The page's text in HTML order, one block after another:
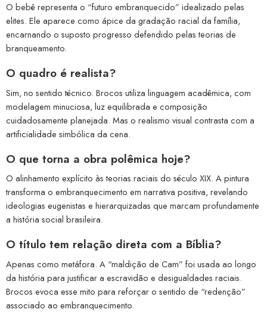
O bebê representa o “futuro embranquecido” idealizado pelas
elites. Ele aparece como ápice da gradação racial da família,
encarnando o suposto progresso defendido pelas teorias de
branqueamento.
O quadro é realista?
Sim, no sentido técnico. Brocos utiliza linguagem acadêmica, com
modelagem minuciosa, luz equilibrada e composição
cuidadosamente planejada. Mas o realismo visual contrasta com a
artificialidade simbólica da cena.
O que torna a obra polêmica hoje?
O alinhamento explícito às teorias raciais do século XIX. A pintura
transforma o embranquecimento em narrativa positiva, revelando
ideologias eugenistas e hierarquizadas que marcam profundamente
a história social brasileira.
O título tem relação direta com a Bíblia?
Apenas como metáfora. A “maldição de Cam” foi usada ao longo
da história para justificar a escravidão e desigualdades raciais.
Brocos evoca esse mito para reforçar o sentido de “redenção”
associado ao embranquecimento.